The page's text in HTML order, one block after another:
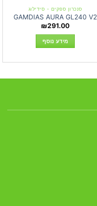
סנכרון ספקים - סידילוג
GAMDIAS AURA GL240 V2
₪291.00
מידע נוסף